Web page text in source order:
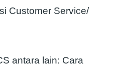
Customer Service/
antara lain: Cara